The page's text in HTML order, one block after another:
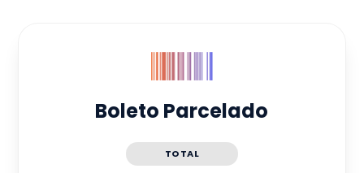
Boleto Parcelado
TOTAL